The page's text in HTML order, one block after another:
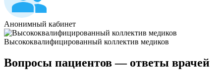
Анонимный кабинет
Высококвалифицированный коллектив медиков
Вопросы пациентов— ответы врачей